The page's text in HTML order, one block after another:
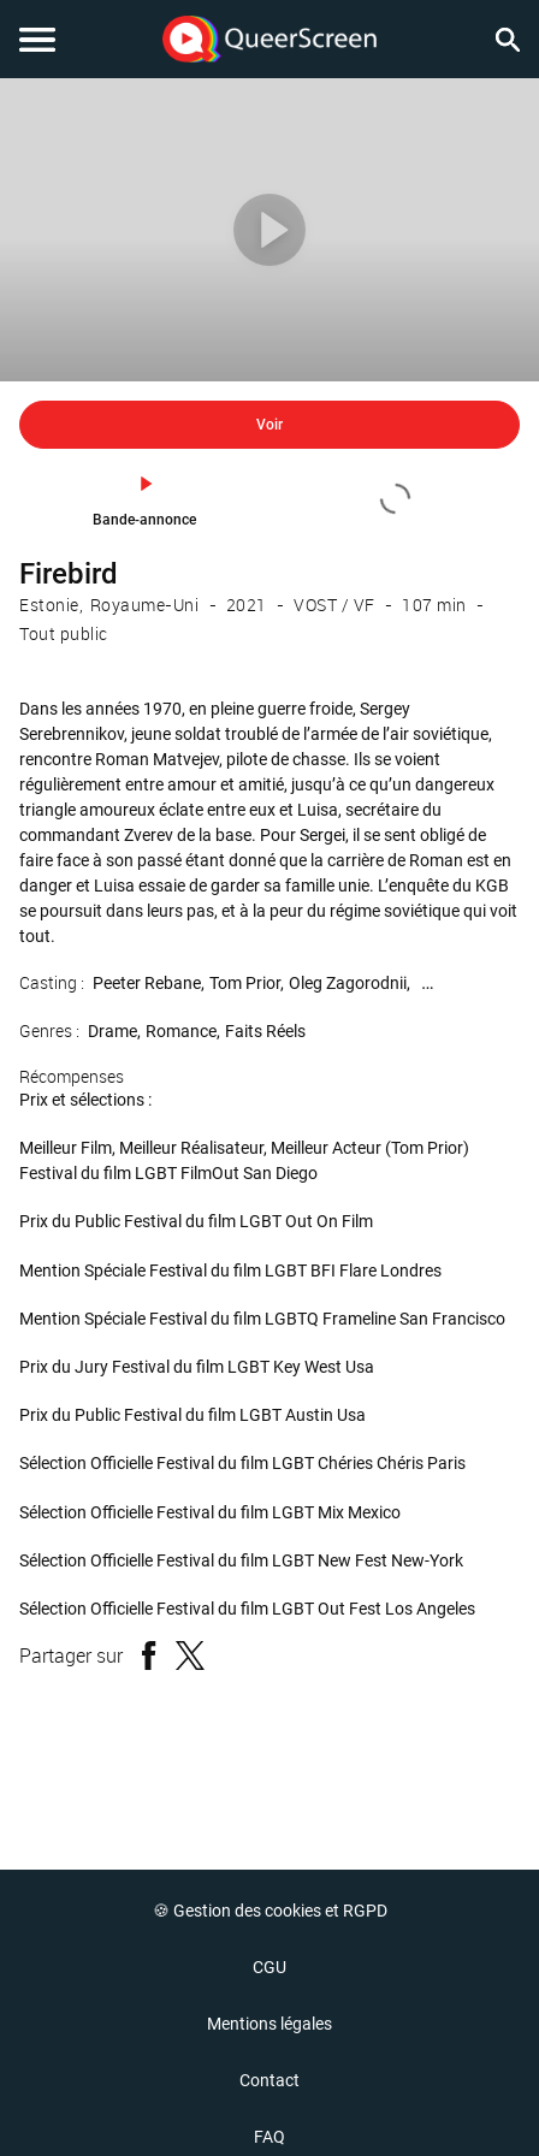
Voir
Bande-annonce
Firebird
Estonie Royaume-Uni 2021 VOST / VF
107 min
Tout public
Dans les années 1970, en pleine guerre froide, Sergey
Serebrennikov, jeune soldat troublé de l’armée de l’air soviétique,
rencontre Roman Matvejev, pilote de chasse. Ils se voient
régulièrement entre amour et amitié, jusqu’à ce qu’un dangereux
triangle amoureux éclate entre eux et Luisa, secrétaire du
commandant Zverev de la base. Pour Sergei, il se sent obligé de
faire face à son passé étant donné que la carrière de Roman est en
danger et Luisa essaie de garder sa famille unie. L’enquête du KGB
se poursuit dans leurs pas, et à la peur du régime soviétique qui voit
tout.
Casting : Peeter Rebane Tom Prior Oleg Zagorodnii Diana
Genres : Drame Romance Faits Réels
Récompenses
Prix et sélections :
Meilleur Film, Meilleur Réalisateur, Meilleur Acteur (Tom Prior)
Festival du film LGBT FilmOut San Diego
Prix du Public Festival du film LGBT Out On Film
Mention Spéciale Festival du film LGBT BFI Flare Londres
Mention Spéciale Festival du film LGBTQ Frameline San Francisco
Prix du Jury Festival du film LGBT Key West Usa
Prix du Public Festival du film LGBT Austin Usa
Sélection Officielle Festival du film LGBT Chéries Chéris Paris
Sélection Officielle Festival du film LGBT Mix Mexico
Sélection Officielle Festival du film LGBT New Fest New-York
Sélection Officielle Festival du film LGBT Out Fest Los Angeles
Partager sur
🍪 Gestion des cookies et RGPD
CGU
Mentions légales
Contact
FAQ